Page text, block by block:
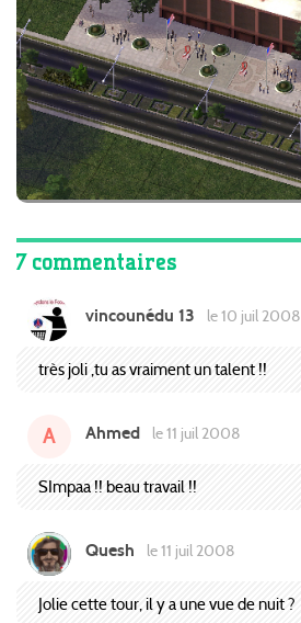
7 commentaires
vincounédu 13 le 10 juil 2008
très joli ,tu as vraiment un talent !!
A Ahmed le 11 juil 2008
SImpaa !! beau travail !!
Quesh le 11 juil 2008
Jolie cette tour, il y a une vue de nuit ?